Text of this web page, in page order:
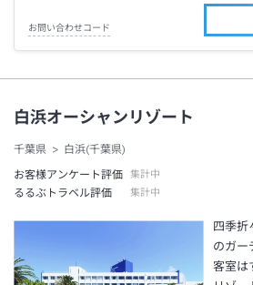
お問い合わせコード
白浜オーシャンリゾート
千葉県
白浜(千葉県)
お客様アンケート評価
集計中
るるぶトラベル評価 集計中
四季折
のガー
客室は